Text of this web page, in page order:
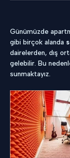
Günümüzde
gibi birçok alanda
dairelerden, dış
gelebilir. Bu
sunmaktayız.